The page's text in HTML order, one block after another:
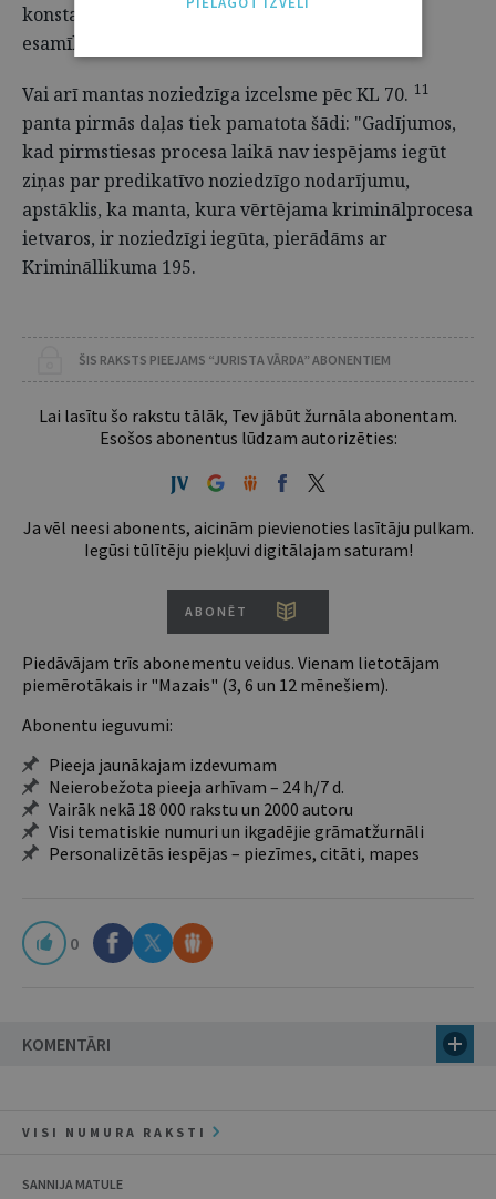
konstatēt predikatīvā noziedzīgā nodarījuma
esamību".
Vai arī mantas noziedzīga izcelsme pēc KL 70. 11
panta pirmās daļas tiek pamatota šādi: "Gadījumos,
kad pirmstiesas procesa laikā nav iespējams iegūt
ziņas par predikatīvo noziedzīgo nodarījumu,
apstāklis, ka manta, kura vērtējama kriminālprocesa
ietvaros, ir noziedzīgi iegūta, pierādāms ar
Krimināllikuma 195.
ŠIS RAKSTS PIEEJAMS “JURISTA VĀRDA” ABONENTIEM
Lai lasītu šo rakstu tālāk, Tev jābūt žurnāla abonentam.
Esošos abonentus lūdzam autorizēties:
Ja vēl neesi abonents, aicinām pievienoties lasītāju pulkam.
Iegūsi tūlītēju piekļuvi digitālajam saturam!
ABONĒT
Piedāvājam trīs abonementu veidus. Vienam lietotājam
piemērotākais ir "Mazais" (3, 6 un 12 mēnešiem).
Abonentu ieguvumi:
Pieeja jaunākajam izdevumam
Neierobežota pieeja arhīvam – 24 h/7 d.
Vairāk nekā 18 000 rakstu un 2000 autoru
Visi tematiskie numuri un ikgadējie grāmatžurnāli
Personalizētās iespējas – piezīmes, citāti, mapes
0
KOMENTĀRI
VISI NUMURA RAKSTI
SANNIJA MATULE